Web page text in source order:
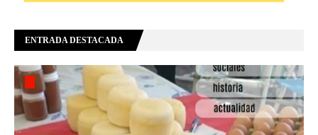
ENTRADA DESTACADA